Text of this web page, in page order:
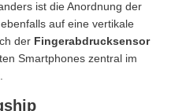
ist die Anordnung der
auf eine vertikale
der Fingerabdrucksensor
Smartphones zentral im